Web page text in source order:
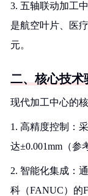
3. 五轴联动加工
是航空叶片、医
元。
二、核心技术
现代加工中心的
1. 高精度控制：
达±0.001mm（参
2. 智能化集成：
科（FANUC）的